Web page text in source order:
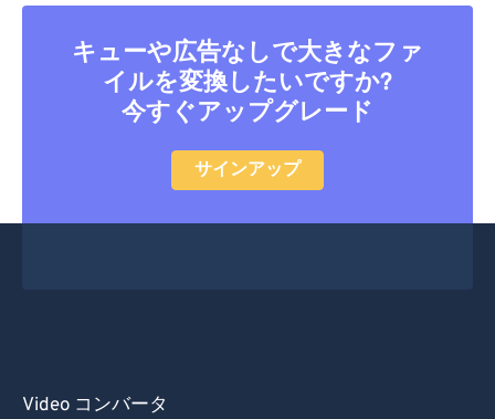
キューや広告なしで大きなファ
イルを変換したいですか?
今すぐアップグレード
サインアップ
Video コンバータ